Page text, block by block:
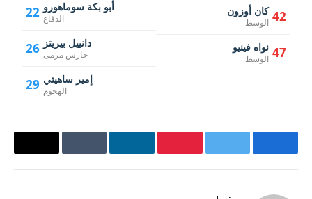
22 أبو بكة سوماهورو
الدفاع
26 دانييل بيريتز
حارس مرمى
29 إمير ساهيتي
الهجوم
42 كان أوزون
الوسط
47 نواه فينيو
الوسط
فيسبوك تويتر بينتيريستلينكدإن Tumblr البريد